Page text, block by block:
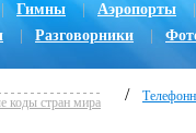
Гимны | Аэропорты
Разговорники
коды стран мира
/